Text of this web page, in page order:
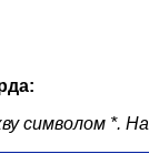
символом *.